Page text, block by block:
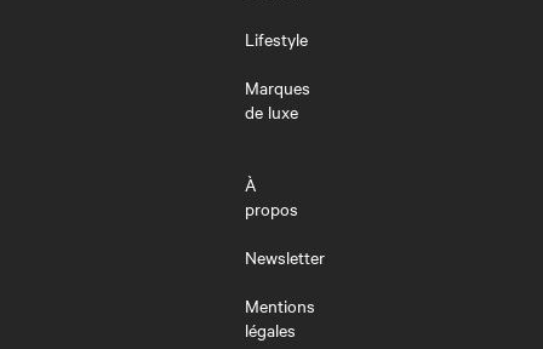
Lifestyle
Marques
de luxe
À
propos
Newsletter
Mentions
légales